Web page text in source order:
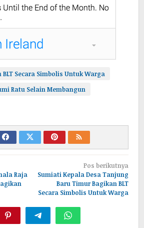
BLT Secara Simbolis Untuk Warga
Ratu Selain Membangun
Raja
Pos berikutnya
Sumiati Kepala Desa Tanjung
Baru Timur Bagikan BLT
Secara Simbolis Untuk Warga